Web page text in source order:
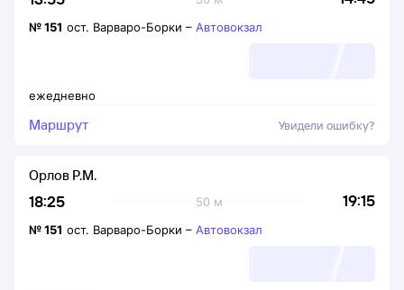
ежедневно
№151 ост. Варваро-Борки – Автовокзал
Маршрут Увидели ошибку?
18:25 19:15
50 м
Орлов Р.М.
№151 ост. Варваро-Борки – Автовокзал